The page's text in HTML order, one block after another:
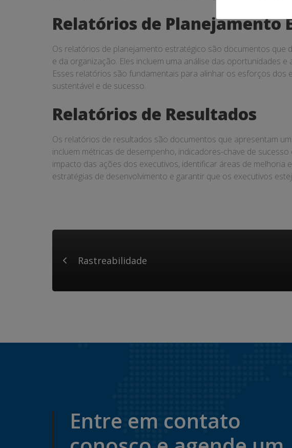
Relatórios de Planejamento
Os relatórios de planejamento estratégico são documentos
e da organização. Eles incluem uma análise das oportunidades
Esses relatórios são fundamentais para alinhar os esforços
sustentável e de sucesso.
Relatórios de Resultados
Os relatórios de resultados são documentos que apresentam
incluem métricas de desempenho, indicadores-chave de
impacto das ações dos executivos, identificar áreas de
estratégias de desenvolvimento e garantir que os executivos
Rastreabilidade
Entre em contato